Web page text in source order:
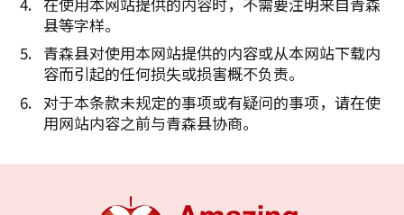
县等字样。
青森县对使用本网站提供的内容或从本网站下载内
容而引起的任何损失或损害概不负责。
对于本条款未规定的事项或有疑问的事项，请在使
用网站内容之前与青森县协商。